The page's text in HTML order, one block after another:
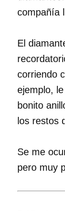
compañía
El
corriendo
ejemplo,
bonito
los restos
Se me
pero muy